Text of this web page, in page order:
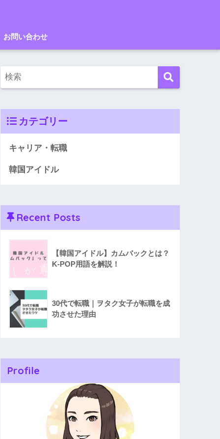
お問い合わせ
カテゴリー
キャリア・転職
韓国アイドル
Recent Posts
【韓国アイドル】カムバックとは？
K-POP用語を解説！
30代で転職｜ヲタク女子が転職を成
功させた理由
Profile